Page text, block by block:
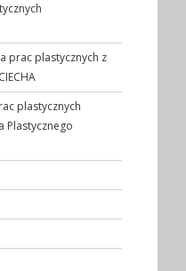
prac plastycznych z
plastycznych
Plastycznego